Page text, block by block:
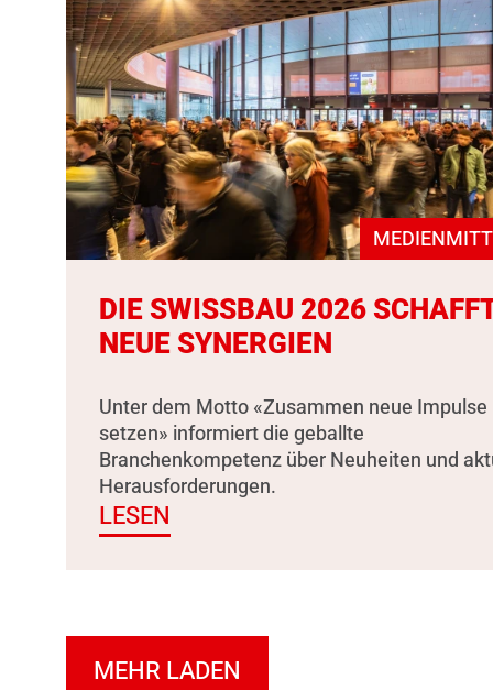
DIE SWISSBAU 2026
NEUE SYNERGIEN
Unter dem Motto «Zusammen neue Impulse
setzen» informiert die geballte
Branchenkompetenz über Neuheiten und
Herausforderungen.
LESEN
MEHR LADEN